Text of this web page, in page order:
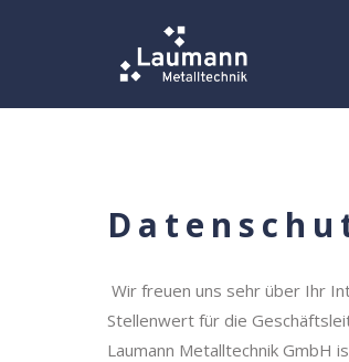
Wir freuen uns sehr über Ihr
Stellenwert für die
Laumann Metalltechnik GmbH